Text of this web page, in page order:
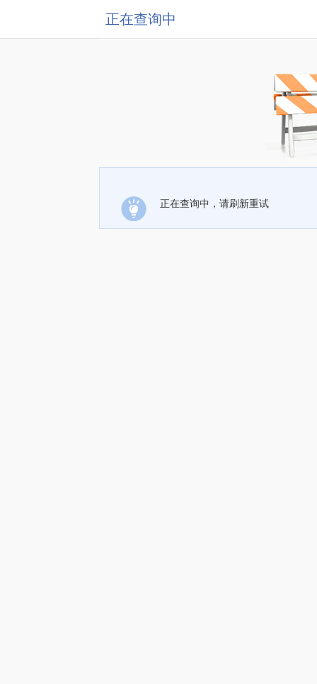
正在查询中
正在查询中，请刷新重试